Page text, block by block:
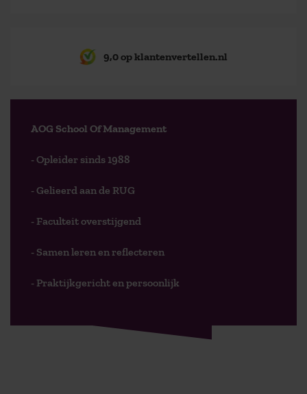
9,0 op klantenvertellen.nl
AOG School Of Management
- Opleider sinds 1988
- Gelieerd aan de RUG
- Faculteit overstijgend
- Samen leren en reflecteren
- Praktijkgericht en persoonlijk